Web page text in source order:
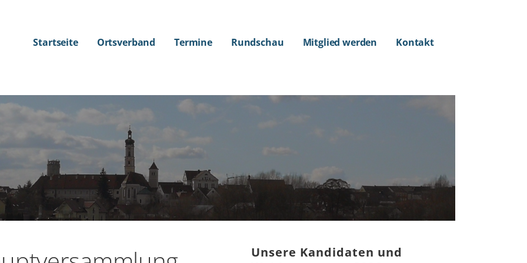
Startseite Ortsverband Termine Rundschau Mitglied werden Kontakt
Unsere Kandidaten und